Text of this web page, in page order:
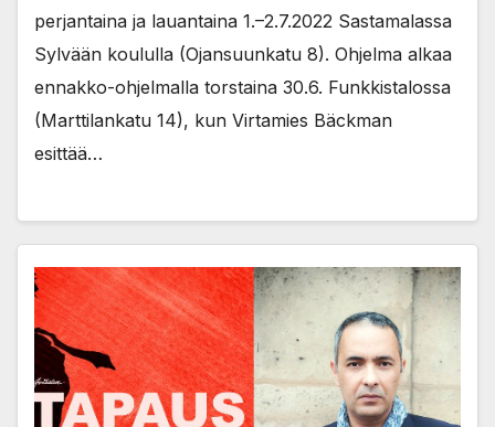
perjantaina ja lauantaina 1.–2.7.2022 Sastamalassa
Sylvään koululla (Ojansuunkatu 8). Ohjelma alkaa
ennakko-ohjelmalla torstaina 30.6. Funkkistalossa
(Marttilankatu 14), kun Virtamies Bäckman
esittää…